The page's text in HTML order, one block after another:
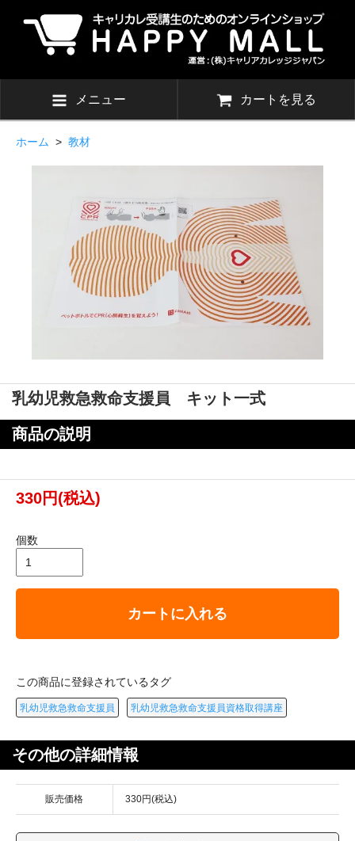
メニュー カートを見る
ホーム > 教材
乳幼児救急救命支援員 キット一式
商品の説明
330円(税込)
個数
カートに入れる
この商品に登録されているタグ
乳幼児救急救命支援員 乳幼児救急救命支援員資格取得講座
その他の詳細情報
販売価格 330円(税込)